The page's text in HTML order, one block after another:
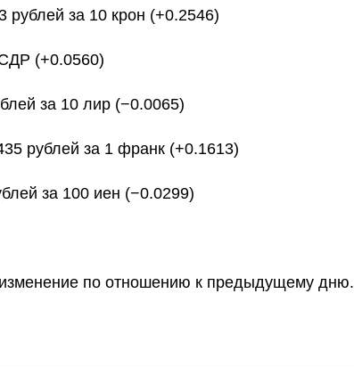
рублей за 10 крон (+0.2546)
(+0.0560)
за 10 лир (−0.0065)
рублей за 1 франк (+0.1613)
за 100 иен (−0.0299)
по отношению к предыдущему дню.